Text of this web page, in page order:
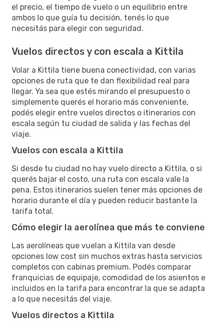
el precio, el tiempo de vuelo o un equilibrio entre
ambos lo que guía tu decisión, tenés lo que
necesitás para elegir con seguridad.
Vuelos directos y con escala a Kittila
Volar a Kittila tiene buena conectividad, con varias
opciones de ruta que te dan flexibilidad real para
llegar. Ya sea que estés mirando el presupuesto o
simplemente querés el horario más conveniente,
podés elegir entre vuelos directos o itinerarios con
escala según tu ciudad de salida y las fechas del
viaje.
Vuelos con escala a Kittila
Si desde tu ciudad no hay vuelo directo a Kittila, o si
querés bajar el costo, una ruta con escala vale la
pena. Estos itinerarios suelen tener más opciones de
horario durante el día y pueden reducir bastante la
tarifa total.
Cómo elegir la aerolínea que más te conviene
Las aerolíneas que vuelan a Kittila van desde
opciones low cost sin muchos extras hasta servicios
completos con cabinas premium. Podés comparar
franquicias de equipaje, comodidad de los asientos e
incluidos en la tarifa para encontrar la que se adapta
a lo que necesitás del viaje.
Vuelos directos a Kittila